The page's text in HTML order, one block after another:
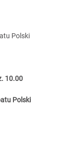
Polski
10.00
Polski